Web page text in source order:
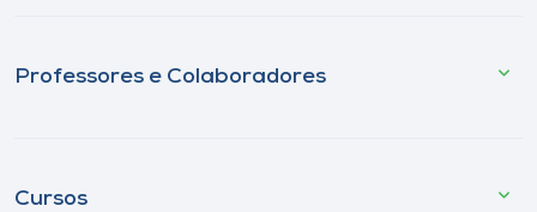
Professores e Colaboradores
Cursos